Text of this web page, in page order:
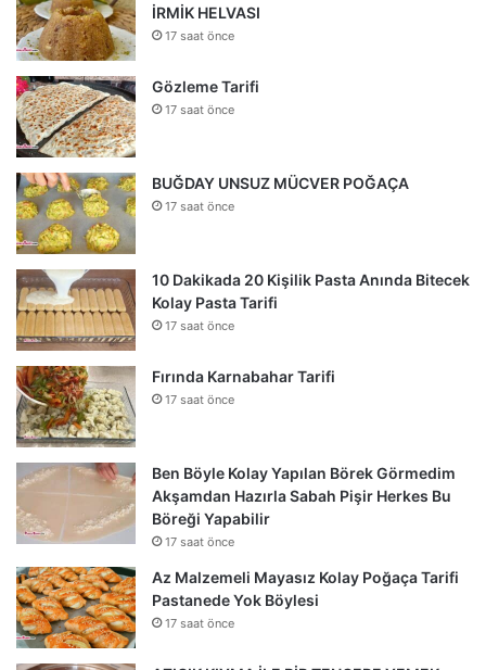
İRMİK HELVASI
17 saat önce
Gözleme Tarifi
17 saat önce
BUĞDAY UNSUZ MÜCVER POĞAÇA
17 saat önce
10 Dakikada 20 Kişilik Pasta Anında Bitecek
Kolay Pasta Tarifi
17 saat önce
Fırında Karnabahar Tarifi
17 saat önce
Ben Böyle Kolay Yapılan Börek Görmedim
Akşamdan Hazırla Sabah Pişir Herkes Bu
Böreği Yapabilir
17 saat önce
Az Malzemeli Mayasız Kolay Poğaça Tarifi
Pastanede Yok Böylesi
17 saat önce